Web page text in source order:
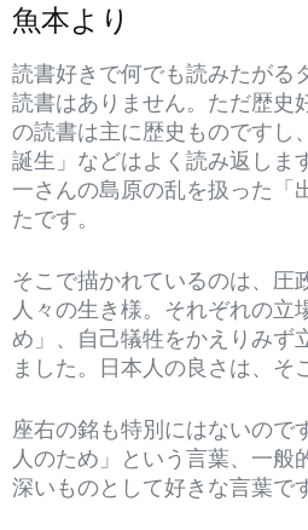
魚本より
読書好きで何でも読みたがる
読書はありません。ただ歴史
の読書は主に歴史ものですし
誕生」などはよく読み返しま
一さんの島原の乱を扱った「
たです。
そこで描かれているのは、圧
人々の生き様。それぞれの立
め」、自己犠牲をかえりみず
ました。日本人の良さは、そ
座右の銘も特別にはないので
人のため」という言葉、一般
深いものとして好きな言葉で